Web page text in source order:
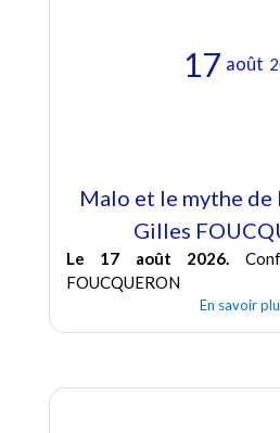
17 août
Malo et le mythe de
Gilles
Le 17 août 2026.
FOUCQUERON
En savoir